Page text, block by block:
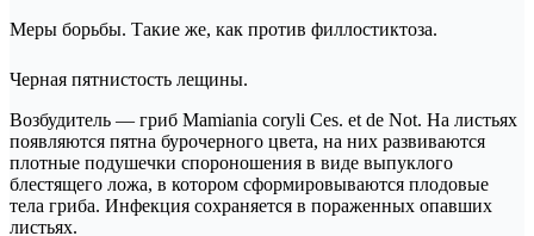
Меры борьбы. Такие же, как против филлостиктоза.
Черная пятнистость лещины.
Возбудитель — гриб Mamiania coryli Ces. et de Not. На листьях
появляются пятна бурочерного цвета, на них развиваются
плотные подушечки спороношения в виде выпуклого
блестящего ложа, в котором сформировываются плодовые
тела гриба. Инфекция сохраняется в пораженных опавших
листьях.